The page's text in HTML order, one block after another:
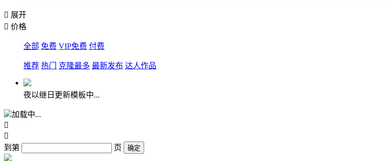
 展开
 价格
全部 免费 VIP免费 付费
推荐 热门 克隆最多 最新发布 达人作品
夜以继日更新模板中...
加载中...


到第
页 确定